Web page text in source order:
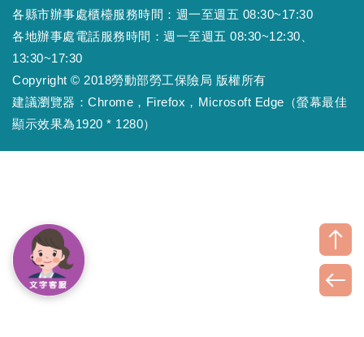
各縣市辦事處櫃檯服務時間：週一至週五 08:30~17:30
各地辦事處電話服務時間：週一至週五 08:30~12:30、
13:30~17:30
Copyright © 2018勞動部勞工保險局 版權所有
建議瀏覽器：Chrome，Firefox，Microsoft Edge（螢幕最佳
顯示效果為1920 * 1280）